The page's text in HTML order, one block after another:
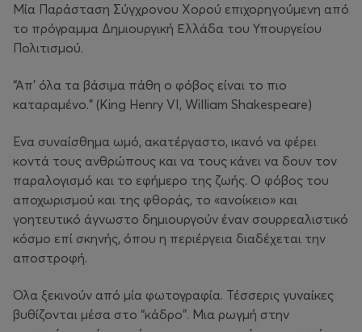
Μία Παράσταση Σύγχρονου Χορού επιχορηγούμενη από
το πρόγραμμα Δημιουργική Ελλάδα του Υπουργείου
Πολιτισμού.
“Απ' όλα τα βάσιμα πάθη ο φόβος είναι το πιο
καταραμένο.” (King Henry VI, William Shakespeare)
Ένα συναίσθημα ωμό, ακατέργαστο, ικανό να φέρει
κοντά τους ανθρώπους και να τους κάνει να δουν τον
παραλογισμό και το εφήμερο της ζωής. Ο φόβος του
αποχωρισμού και της φθοράς, το «ανοίκειο» και
γοητευτικό άγνωστο δημιουργούν έναν σουρρεαλιστικό
κόσμο επί σκηνής, όπου η περιέργεια διαδέχεται την
αποστροφή.
Όλα ξεκινούν από μία φωτογραφία. Τέσσερις γυναίκες
βυθίζονται μέσα στο “κάδρο”. Μια ρωγμή στην